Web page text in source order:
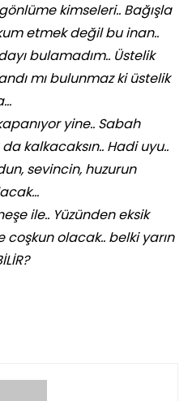
kimseleri.. Bağışla
etmek değil bu inan..
bulamadım.. Üstelik
mı bulunmaz ki üstelik
yine.. Sabah
kalkacaksın.. Hadi uyu..
sevincin, huzurun
ile.. Yüzünden eksik
olacak.. belki yarın